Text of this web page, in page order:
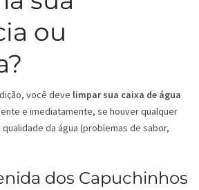
ou
você deve limpar sua caixa de água
e imediatamente, se houver qualquer
da água (problemas de sabor,
dos Capuchinhos